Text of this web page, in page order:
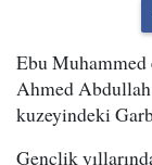
Ebu
Ahmed
kuzeyindeki
Gençlik